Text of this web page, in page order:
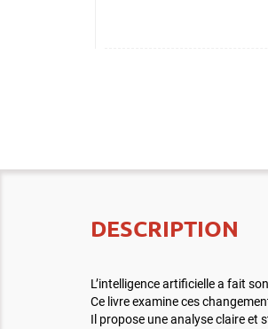
DESCRIPTION
L’intelligence artificielle a fait
Ce livre examine ces
Il propose une analyse claire et